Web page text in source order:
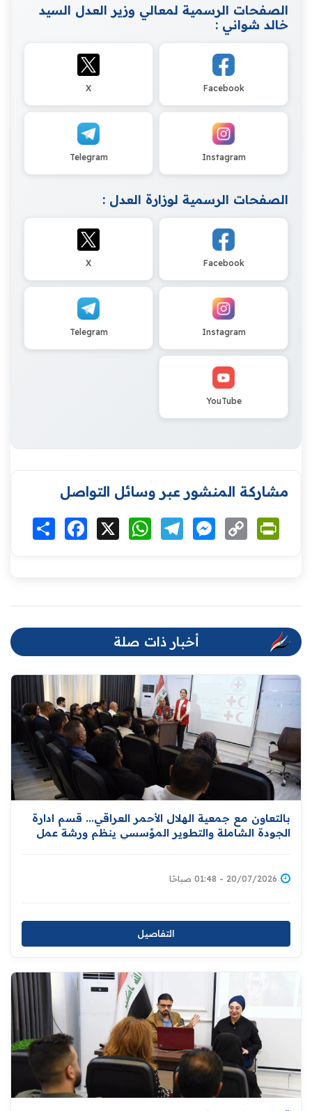
الصفحات الرسمية لمعالي وزير العدل السيد
خالد شواني :
Facebook
X
Instagram
Telegram
الصفحات الرسمية لوزارة العدل :
Facebook
X
Instagram
Telegram
YouTube
مشاركة المنشور عبر وسائل التواصل
انشر Facebook WhatsAppTelegramMessenger
Copy
Link
أخبار ذات صلة
بالتعاون مع جمعية الهلال الأحمر العراقي... قسم ادارة
الجودة الشاملة والتطوير المؤسسي ينظم ورشة عمل
20/07/2026 - 01:48 صباحًا
التفاصيل